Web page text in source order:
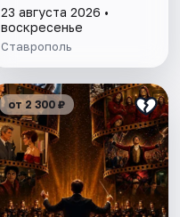
23 августа 2026 •
воскресенье
Ставрополь
от 2 300 ₽